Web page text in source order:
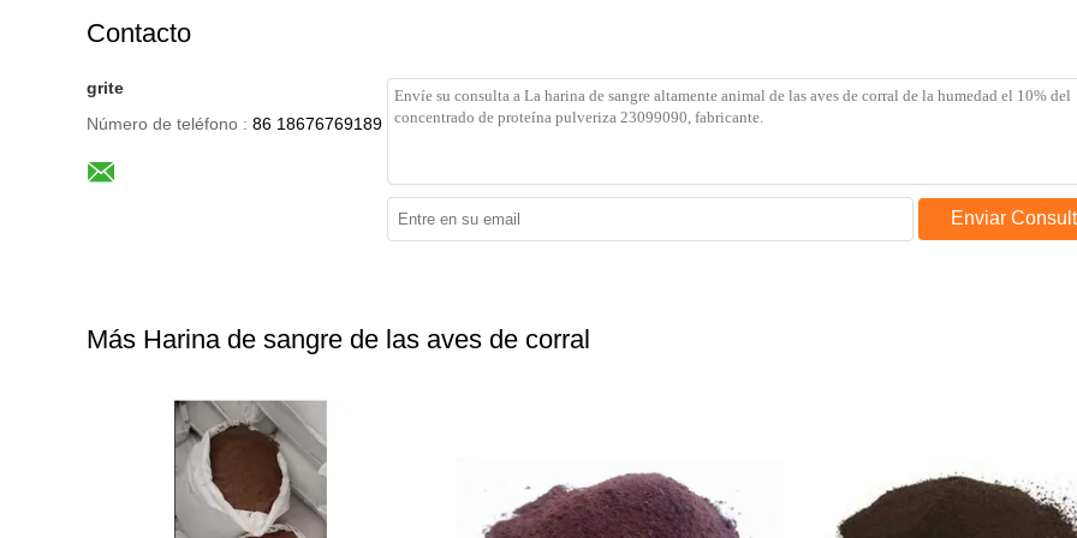
Contacto
grite
Número de teléfono : 86 18676769189
Enviar
Más Harina de sangre de las aves de corral